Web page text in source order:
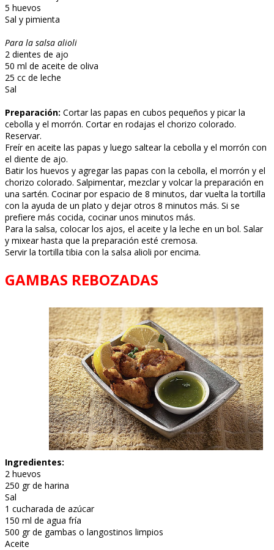
5 huevos
Sal y pimienta
Para la salsa alioli
2 dientes de ajo
50 ml de aceite de oliva
25 cc de leche
Sal
Preparación: Cortar las papas en cubos pequeños y picar la
cebolla y el morrón. Cortar en rodajas el chorizo colorado.
Reservar.
Freír en aceite las papas y luego saltear la cebolla y el morrón con
el diente de ajo.
Batir los huevos y agregar las papas con la cebolla, el morrón y el
chorizo colorado. Salpimentar, mezclar y volcar la preparación en
una sartén. Cocinar por espacio de 8 minutos, dar vuelta la tortilla
con la ayuda de un plato y dejar otros 8 minutos más. Si se
prefiere más cocida, cocinar unos minutos más.
Para la salsa, colocar los ajos, el aceite y la leche en un bol. Salar
y mixear hasta que la preparación esté cremosa.
Servir la tortilla tibia con la salsa alioli por encima.
GAMBAS REBOZADAS
Ingredientes:
2 huevos
250 gr de harina
Sal
1 cucharada de azúcar
150 ml de agua fría
500 gr de gambas o langostinos limpios
Aceite